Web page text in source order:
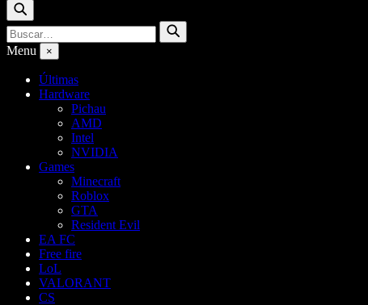
Buscar
Buscar
por:
Buscar
Menu ×
Últimas
Hardware
Pichau
AMD
Intel
NVIDIA
Games
Minecraft
Roblox
GTA
Resident Evil
EA FC
Free fire
LoL
VALORANT
CS